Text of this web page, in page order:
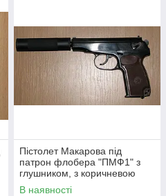
Пістолет Макарова під
патрон флобера "ПМФ1" з
глушником, з коричневою
ручкою
В наявності